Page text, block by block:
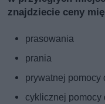
znajdziecie ceny
prasowania
prania
prywatnej pomocy
cyklicznej pomocy